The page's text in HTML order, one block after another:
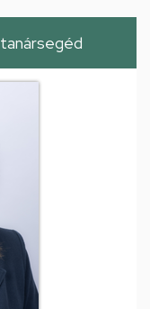
tanársegéd